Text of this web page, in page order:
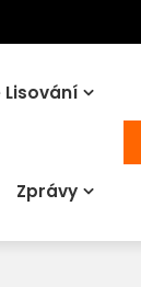
Zprávy